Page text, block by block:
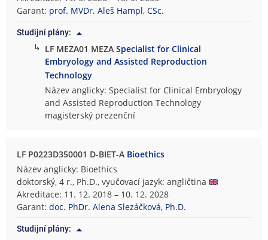
Garant: prof. MVDr. Aleš Hampl, CSc.
Studijní plány:
↳ LF MEZA01 MEZASpecialist for Clinical
Embryology and Assisted Reproduction
Technology
Název anglicky: Specialist for Clinical Embryology
and Assisted Reproduction Technology
magisterský prezenční
LF P0223D350001 D-BIET-A Bioethics
Název anglicky: Bioethics
doktorský, 4 r., Ph.D., vyučovací jazyk: angličtina
Akreditace: 11. 12. 2018 – 10. 12. 2028
Garant:doc. PhDr. Alena Slezáčková, Ph.D.
Studijní plány: